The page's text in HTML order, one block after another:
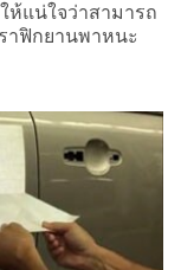
ห้แน่ใจว่าสามารถ
าฟิกยานพาหนะ